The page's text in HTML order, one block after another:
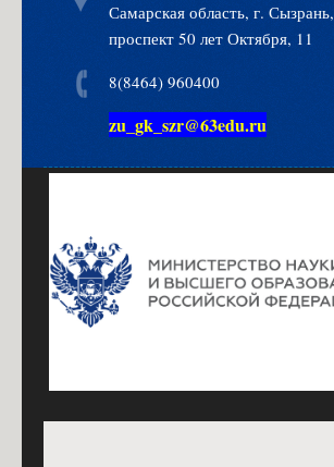
Самарская область, г. Сызрань,
проспект 50 лет Октября, 11
8(8464) 960400
zu_gk_szr@63edu.ru